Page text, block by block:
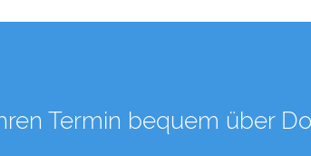
Termin bequem über